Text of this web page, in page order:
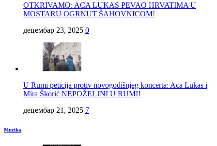
OTKRIVAMO: ACA LUKAS PEVAO HRVATIMA U
MOSTARU OGRNUT ŠAHOVNICOM!
децембар 23, 2025 0
U Rumi peticija protiv novogodišnjeg koncerta: Aca Lukas i
Mira Škorić NEPOŽELJNI U RUMI!
децембар 21, 2025 7
Muzika